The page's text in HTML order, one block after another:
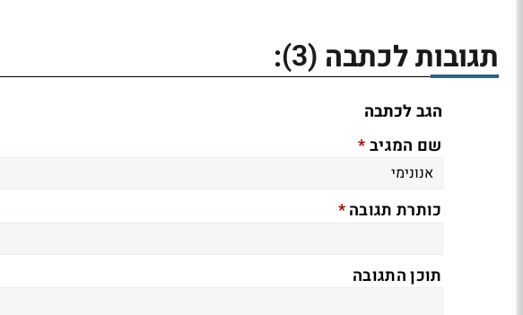
תגובות לכתבה (3)
:
הגב לכתבה
שם המגיב*
כותרת תגובה*
תוכן התגובה